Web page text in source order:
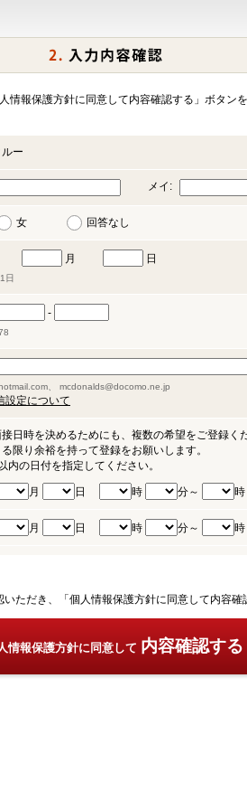
情報保護方針に同意して内容確認する」ボタンを
ー
メイ:
女 回答なし
月 日
日
-
、 mcdonalds@docomo.ne.jp
設定について
日時を決めるためにも、複数の希望をご登録くだ
限り余裕を持って登録をお願いします。
の日付を指定してください。
月 日 時 分～ 時
月 日 時 分～ 時
いただき、「個人情報保護方針に同意して内容
情報保護方針に同意して 内容確認する